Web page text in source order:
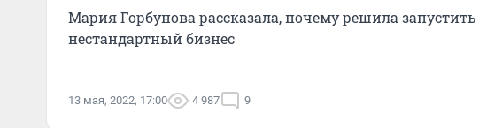
Мария Горбунова рассказала, почему решила запустить
нестандартный бизнес
13 мая, 2022, 17:00 4 987 9